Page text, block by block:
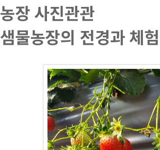
농장 사진관관
샘물농장의 전경과 체